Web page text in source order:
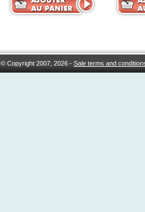
© Copyright 2007, 2026 -Sale terms and